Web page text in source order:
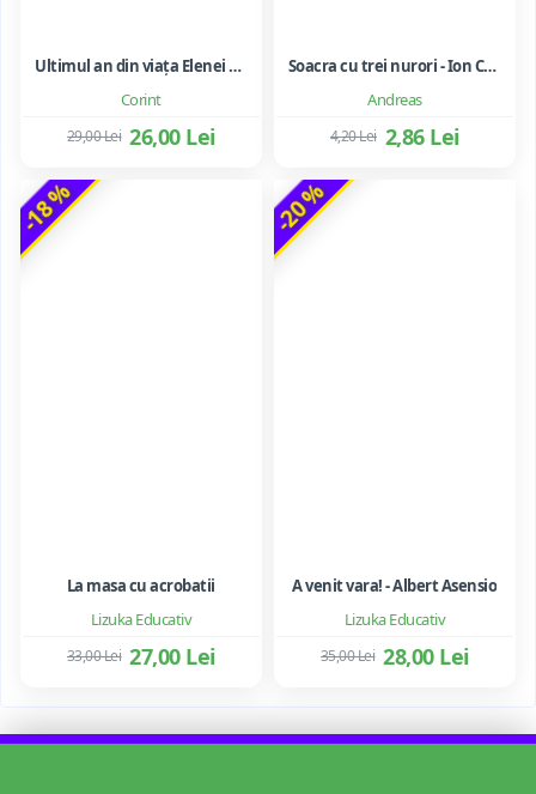
Corint
Ultimul an din viața Elenei Ceaușescu - LAVINIA BETEA
26,00 Lei
29,00 Lei
Andreas
Soacra cu trei nurori - Ion Creanga
2,86 Lei
4,20 Lei
-18 %
Lizuka Educativ
La masa cu acrobatii
27,00 Lei
33,00 Lei
-20 %
Lizuka Educativ
A venit vara! - Albert Asensio
28,00 Lei
35,00 Lei